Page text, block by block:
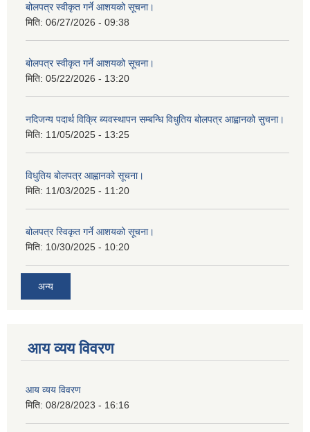
बोलपत्र स्वीकृत गर्ने आशयको सूचना।
मिति: 06/27/2026 - 09:38
बोलपत्र स्वीकृत गर्ने आशयको सूचना।
मिति: 05/22/2026 - 13:20
नदिजन्य पदार्थ विक्रि ब्यवस्थापन सम्बन्धि विधुतिय बोलपत्र आह्वानको सुचना।
मिति: 11/05/2025 - 13:25
विधुतिय बोलपत्र आह्वानको सूचना।
मिति: 11/03/2025 - 11:20
बोलपत्र स्विकृत गर्ने आशयको सूचना।
मिति: 10/30/2025 - 10:20
अन्य
आय व्यय विवरण
आय व्यय विवरण
मिति: 08/28/2023 - 16:16